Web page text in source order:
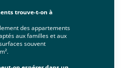
trouve-t-on à
des appartements
aux familles et aux
souvent